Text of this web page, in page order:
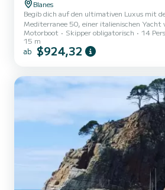
Blanes
Begib dich auf den ultimativen Luxus mit
Mediterranee 50, einer italienischen Yacht
Eleganz und Raffinesse in jedem Detail
leistungsstarken 1500 PS Volvo Penta
Yacht nicht nur auf beeindruckende
großzügige Sonnendecks auf dem Deck.
ein exklusives...
Motorboot Skipper obligatorisch 14 Pers.
15 m
ab $924,32